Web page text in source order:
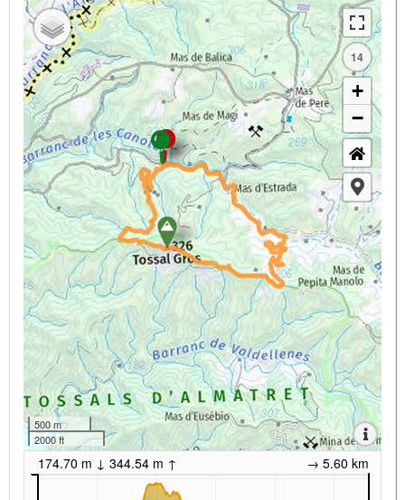
14
+
−
500 m
2000 ft
174.70 m ↓ 344.54 m ↑ → 5.60 km